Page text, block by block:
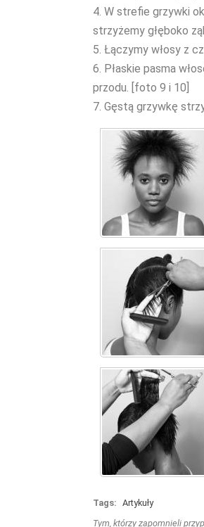
4. W strefie grzywki
strzyżemy głęboko
5. Łączymy włosy z
6. Płaskie pasma
przodu. [foto 9 i 10]
7. Gęstą grzywkę
Tags: Artykuły
Tym, którzy zapomnieli